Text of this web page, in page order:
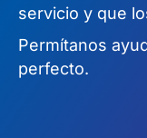
servicio y que
Permítanos
perfecto.